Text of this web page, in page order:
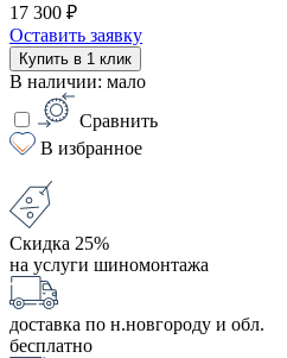
17 300 ₽
Оставить заявку
Купить в 1 клик
В наличии: мало
Сравнить
В избранное
Скидка 25%
на услуги шиномонтажа
доставка по н.новгороду и обл.
бесплатно